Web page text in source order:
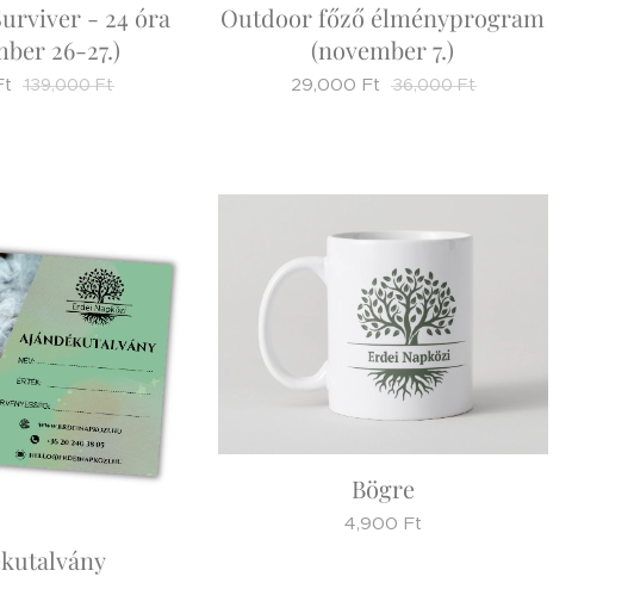
- 24 óra
26-27.)
139,000Ft
Outdoor főző élményprogram
(november 7.)
29,000 Ft 36,000Ft
Bögre
4,900 Ft